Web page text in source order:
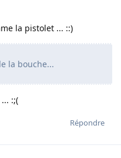
la pistolet ... ::)
la bouche...
:;(
Répondre